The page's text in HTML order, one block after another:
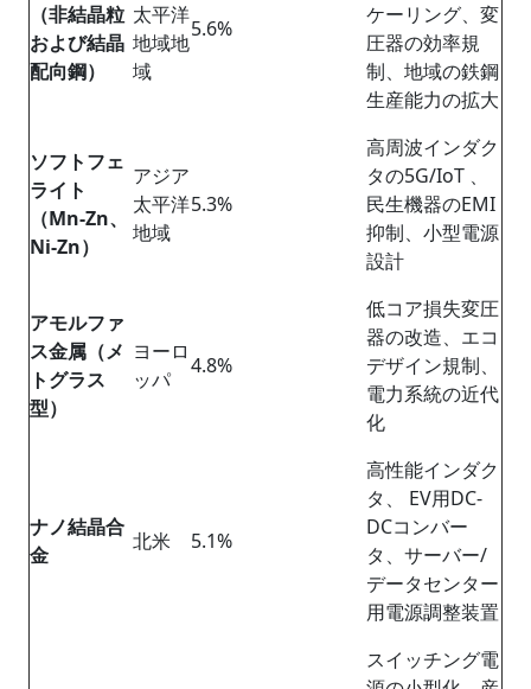
（非結晶粒
および結晶
配向鋼）
太平洋
地域地
域
5.6%
ケーリング、変
圧器の効率規
制、地域の鉄鋼
生産能力の拡大
ソフトフェ
ライト
（Mn-Zn、
Ni-Zn）
アジア
太平洋
地域
5.3%
高周波インダク
タの5G/IoT 、
民生機器のEMI
抑制、小型電源
設計
アモルファ
ス金属（メ
トグラス
型）
ヨーロ
ッパ
4.8%
低コア損失変圧
器の改造、エコ
デザイン規制、
電力系統の近代
化
ナノ結晶合
金
北米 5.1%
高性能インダク
タ、 EV用DC-
DCコンバー
タ、サーバー/
データセンター
用電源調整装置
スイッチング電